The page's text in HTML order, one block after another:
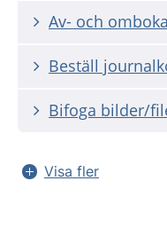
Av- och
Beställ
Bifoga bilder/
Visa fler